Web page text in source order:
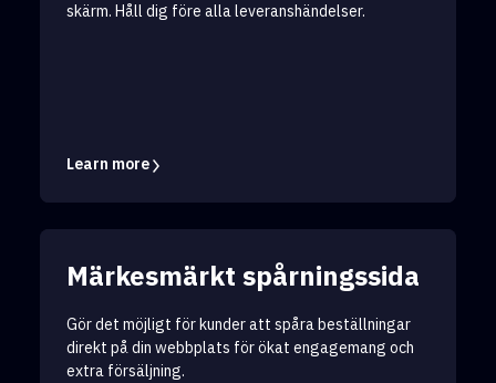
skärm. Håll dig före alla leveranshändelser.
Learn more
Märkesmärkt spårningssida
Gör det möjligt för kunder att spåra beställningar
direkt på din webbplats för ökat engagemang och
extra försäljning.